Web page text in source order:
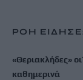
ΡΟΗ
«Θεριακλήδες»
καθημερινά